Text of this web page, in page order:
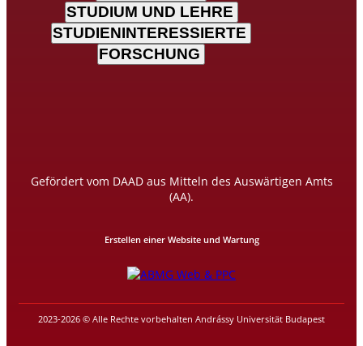
STUDIUM UND LEHRE
STUDIENINTERESSIERTE
FORSCHUNG
Gefördert vom DAAD aus Mitteln des Auswärtigen Amts
(AA).
2023-2026 © Alle Rechte vorbehalten Andrássy Universität Budapest
Erstellen einer Website und Wartung